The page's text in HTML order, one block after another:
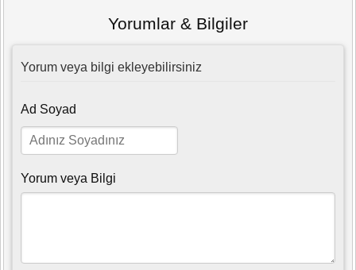
Yorumlar & Bilgiler
Yorum veya bilgi ekleyebilirsiniz
Ad Soyad
Yorum veya Bilgi